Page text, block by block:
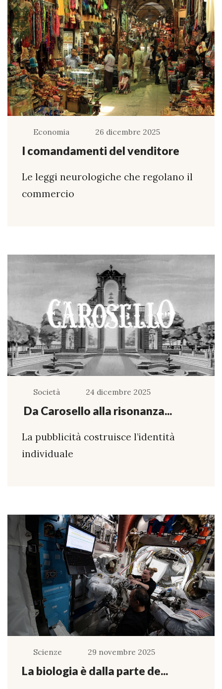
Economia 26 dicembre 2025
I comandamenti del venditore
Le leggi neurologiche che regolano il
commercio
Società 24 dicembre 2025
Da Carosello alla risonanza...
La pubblicità costruisce l’identità
individuale
Scienze 29 novembre 2025
La biologia è dalla parte de...